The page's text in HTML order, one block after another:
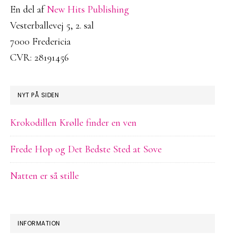
En del afNew Hits Publishing
Vesterballevej 5, 2. sal
7000 Fredericia
CVR: 28191456
NYT PÅ SIDEN
Krokodillen Krølle finder en ven
Frede Hop og Det Bedste Sted at Sove
Natten er så stille
INFORMATION